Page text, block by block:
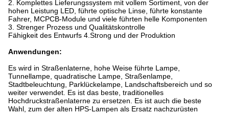
2. Komplettes Lieferungssystem mit vollem Sortiment, von der
hohen Leistung LED, führte optische Linse, führte konstante
Fahrer, MCPCB-Module und viele führten helle Komponenten
3. Strenger Prozess und Qualitätskontrolle
Fähigkeit des Entwurfs 4.Strong und der Produktion
Anwendungen:
Es wird in Straßenlaterne, hohe Weise führte Lampe,
Tunnellampe, quadratische Lampe, Straßenlampe,
Stadtbeleuchtung, Parklückelampe, Landschaftsbereich und so
weiter verwendet. Es ist das beste, traditionelles
Hochdruckstraßenlaterne zu ersetzen. Es ist auch die beste
Wahl, zum der alten HPS-Lampen als Ersatz nachzurüsten